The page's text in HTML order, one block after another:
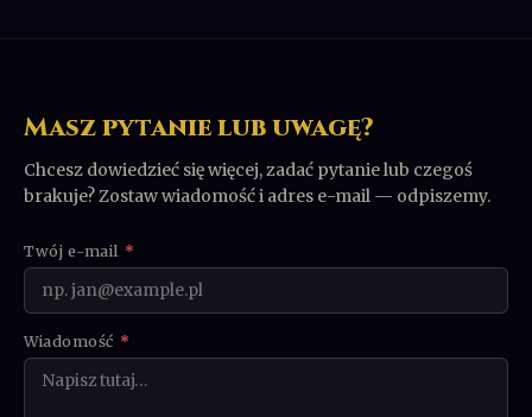
Masz pytanie lub uwagę?
Chcesz dowiedzieć się więcej, zadać pytanie lub czegoś
brakuje? Zostaw wiadomość i adres e-mail — odpiszemy.
Twój e-mail *
Wiadomość *